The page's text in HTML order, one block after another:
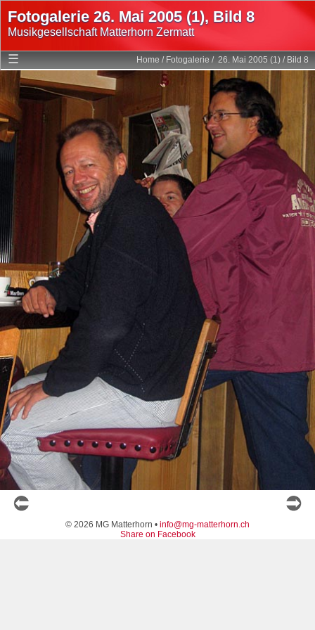
Fotogalerie 26. Mai 2005 (1), Bild 8
Musikgesellschaft Matterhorn Zermatt
☰ Home / Fotogalerie / 26. Mai 2005 (1) / Bild 8
Home
Mitglieder
Programm
Fotogalerie
Multimedia
Geschichte
Links
Login
© 2026 MG Matterhorn • info@mg-matterhorn.ch
Share on Facebook